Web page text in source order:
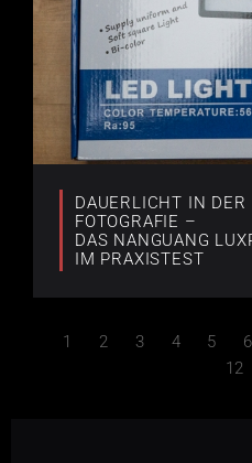
DAUERLICHT IN DER
FOTOGRAFIE –
DAS NANGUANG
IM PRAXISTEST
1 2 3 4 5 6
12